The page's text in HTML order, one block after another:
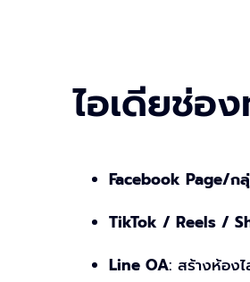
ไอเดียช่อ
Facebook Page/ก
TikTok / Reels /
Line OA: สร้างห้อง